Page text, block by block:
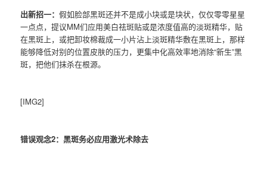
出新招一：假如脸部黑斑还并不是成小块或是块状，仅仅零零星星
一点点，提议MM们应用美白祛斑贴或是浓度值高的淡斑精华，贴
在黑斑上，或把卸妆棉裁成一小片沾上淡斑精华敷在黑斑上，那样
能够降低对别的位置皮肤的压力，更集中化高效率地消除“新生”黑
斑，把他们抹杀在根源。
[IMG2]
错误观念2：黑斑务必应用激光术除去